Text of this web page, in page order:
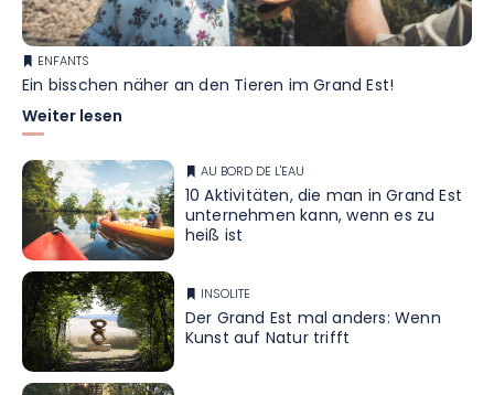
ENFANTS
Ein bisschen näher an den Tieren im Grand Est!
Weiter lesen
AU BORD DE L'EAU
10 Aktivitäten, die man in Grand Est
unternehmen kann, wenn es zu
heiß ist
INSOLITE
Der Grand Est mal anders: Wenn
Kunst auf Natur trifft